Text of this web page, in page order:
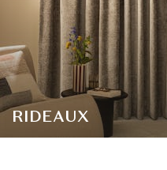
RIDEAUX